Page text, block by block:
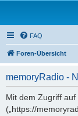
FAQ
Foren-Übersicht
memoryRadio -
Mit dem Zugriff auf
(„https://